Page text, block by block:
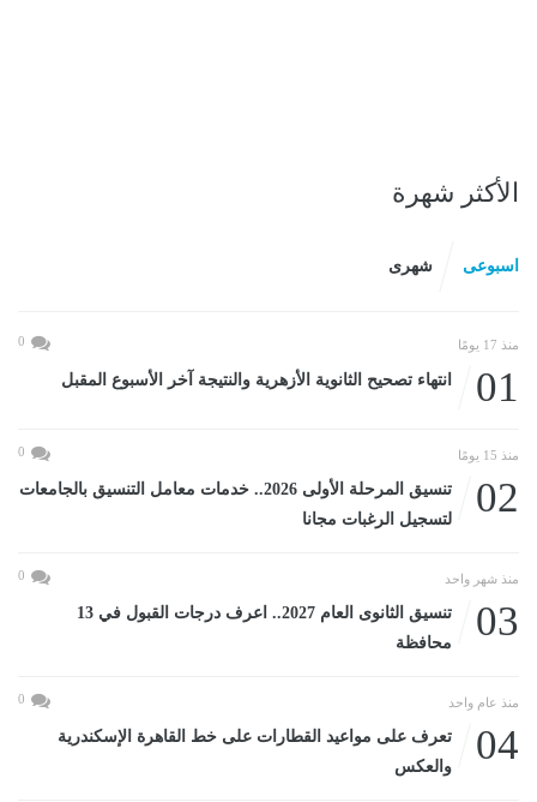
الأكثر شهرة
اسبوعى شهرى
منذ 17 يومًا 0
01 انتهاء تصحيح الثانوية الأزهرية والنتيجة آخر الأسبوع المقبل
منذ 15 يومًا 0
02
تنسيق المرحلة الأولى 2026.. خدمات معامل التنسيق بالجامعات
لتسجيل الرغبات مجانا
منذ شهر واحد 0
03
تنسيق الثانوى العام 2027.. اعرف درجات القبول في 13
محافظة
منذ عام واحد 0
04
تعرف على مواعيد القطارات على خط القاهرة الإسكندرية
والعكس